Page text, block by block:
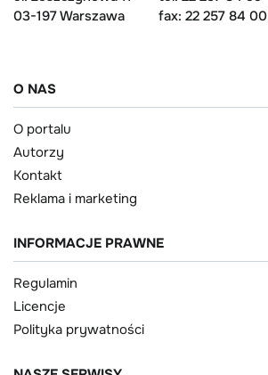
03-197 Warszawa
fax: 22 257 84 00
O NAS
O portalu
Autorzy
Kontakt
Reklama i marketing
INFORMACJE PRAWNE
Regulamin
Licencje
Polityka prywatności